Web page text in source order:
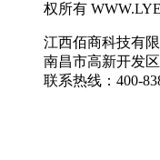
权所有
江西佰商科技有
南昌市高新开发
联系热线：400-